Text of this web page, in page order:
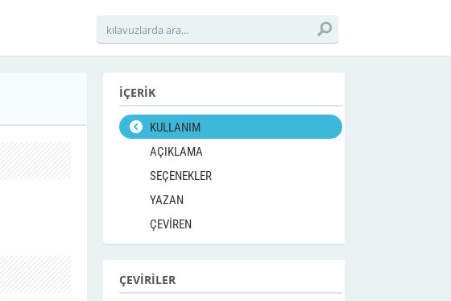
İÇERİK
KULLANIM
AÇIKLAMA
SEÇENEKLER
YAZAN
ÇEVİREN
ÇEVİRİLER